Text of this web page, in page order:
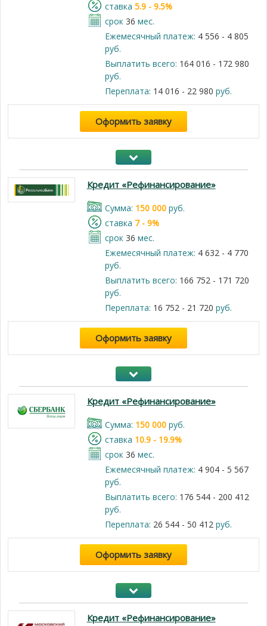
cтавка 5.9 - 9.5%
срок 36 мес.
Ежемесячный платеж: 4 556 - 4 805
руб.
Выплатить всего: 164 016 - 172 980
руб.
Переплата: 14 016 - 22 980 руб.
Оформить заявку
Кредит «Рефинансирование»
Cумма: 150 000руб.
cтавка 7 - 9%
срок 36 мес.
Ежемесячный платеж: 4 632 - 4 770
руб.
Выплатить всего: 166 752 - 171 720
руб.
Переплата: 16 752 - 21 720 руб.
Оформить заявку
Кредит «Рефинансирование»
Cумма: 150 000руб.
cтавка 10.9 - 19.9%
срок 36 мес.
Ежемесячный платеж: 4 904 - 5 567
руб.
Выплатить всего: 176 544 - 200 412
руб.
Переплата: 26 544 - 50 412руб.
Оформить заявку
Кредит «Рефинансирование»